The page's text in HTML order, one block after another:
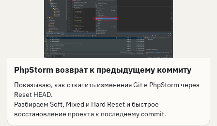
PhpStorm возврат к предыдущему коммиту
Показываю, как откатить изменения Git в PhpStorm через
Reset HEAD.
Разбираем Soft, Mixed и Hard Reset и быстрое
восстановление проекта к последнему commit.